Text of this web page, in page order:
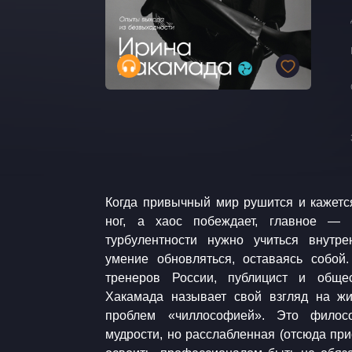
Когда привычный мир рушится и
ног, а хаос побеждает, главное —
турбулентности нужно учиться
умение обновляться, оставаясь
тренеров России, публицист и
Хакамада называет свой взгляд на
проблем «чиллософией». Это
мудрости, но расслабленная (отсюда
все мы способны понять
мире и применять эти знания в
без лишней спешки даже во время
примерах из собственной жизни
чиллософский подход, чтобы найти
жизненных обстоятельствах и